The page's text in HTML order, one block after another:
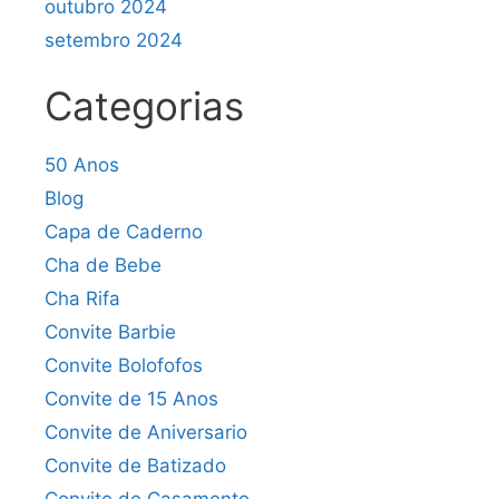
outubro 2024
setembro 2024
Categorias
50 Anos
Blog
Capa de Caderno
Cha de Bebe
Cha Rifa
Convite Barbie
Convite Bolofofos
Convite de 15 Anos
Convite de Aniversario
Convite de Batizado